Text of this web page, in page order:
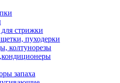
стрижки
пуходерки
колтунорезы
запаха